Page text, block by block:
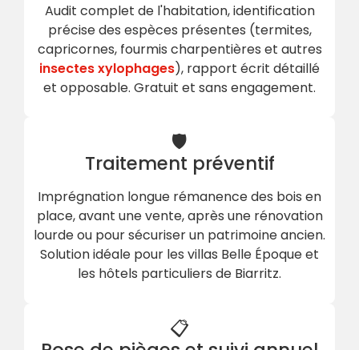
Audit complet de l'habitation, identification
précise des espèces présentes (termites,
capricornes, fourmis charpentières et autres
insectes xylophages), rapport écrit détaillé
et opposable. Gratuit et sans engagement.
🛡
Traitement préventif
Imprégnation longue rémanence des bois en
place, avant une vente, après une rénovation
lourde ou pour sécuriser un patrimoine ancien.
Solution idéale pour les villas Belle Époque et
les hôtels particuliers de Biarritz.
📋